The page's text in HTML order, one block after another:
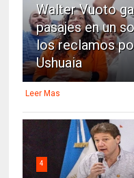
Walter Vuoto
pasajes en un
los reclamos
Ushuaia
Leer Mas
4